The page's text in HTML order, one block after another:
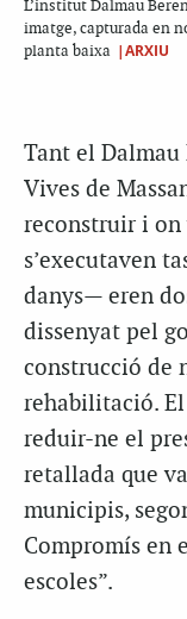
L’institut Dalmau
imatge, capturada en
planta baixa |ARXIU
Tant el Dalmau
Vives de
reconstruir i
s’executaven
danys— eren
dissenyat pel
construcció de
rehabilitació. El
reduir-ne el
retallada que
municipis,
Compromís en
escoles”.